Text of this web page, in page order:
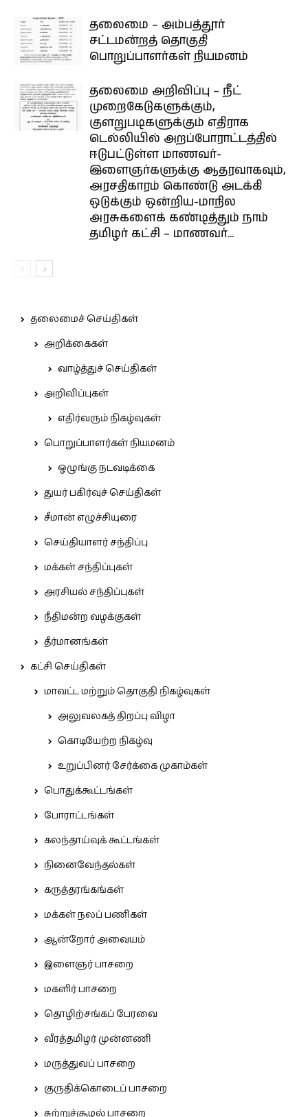
தலைமை – அம்பத்தூர்
சட்டமன்றத் தொகுதி
பொறுப்பாளர்கள் நியமனம்
தலைமை அறிவிப்பு – நீட்
முறைகேடுகளுக்கும்,
குளறுபடிகளுக்கும் எதிராக
டெல்லியில் அறப்போராட்டத்தில்
ஈடுபட்டுள்ள மாணவர்-
இளைஞர்களுக்கு ஆதரவாகவும்,
அரசதிகாரம் கொண்டு அடக்கி
ஒடுக்கும் ஒன்றிய-மாநில
அரசுகளைக் கண்டித்தும் நாம்
தமிழர் கட்சி – மாணவர்...
தலைமைச் செய்திகள்
அறிக்கைகள்
வாழ்த்துச் செய்திகள்
அறிவிப்புகள்
எதிர்வரும் நிகழ்வுகள்
பொறுப்பாளர்கள் நியமனம்
ஒழுங்கு நடவடிக்கை
துயர் பகிர்வுச் செய்திகள்
சீமான் எழுச்சியுரை
செய்தியாளர் சந்திப்பு
மக்கள் சந்திப்புகள்
அரசியல் சந்திப்புகள்
நீதிமன்ற வழக்குகள்
தீர்மானங்கள்
கட்சி செய்திகள்
மாவட்ட மற்றும் தொகுதி நிகழ்வுகள்
அலுவலகத் திறப்பு விழா
கொடியேற்ற நிகழ்வு
உறுப்பினர் சேர்க்கை முகாம்கள்
பொதுக்கூட்டங்கள்
போராட்டங்கள்
கலந்தாய்வுக் கூட்டங்கள்
நினைவேந்தல்கள்
கருத்தரங்கங்கள்
மக்கள் நலப் பணிகள்
ஆன்றோர் அவையம்
இளைஞர் பாசறை
மகளிர் பாசறை
தொழிற்சங்கப் பேரவை
வீரத்தமிழர் முன்னணி
மருத்துவப் பாசறை
குருதிக்கொடைப் பாசறை
சுற்றுச்சூழல் பாசறை